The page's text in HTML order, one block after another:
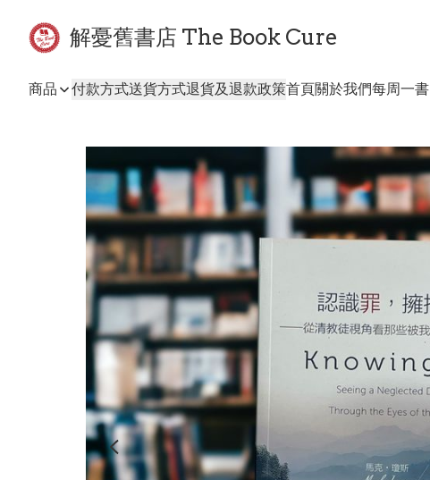
解憂舊書店 The Book Cure
商品 付款方式送貨方式退貨及退款政策首頁關於我們每周一書